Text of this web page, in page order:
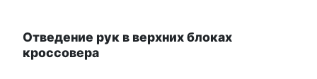
Отведение рук в верхних блоках
кроссовера